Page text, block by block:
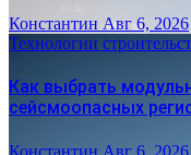
Константин Авг 6, 2026
Технологии
Как выбрать
сейсмоопасных
Константин Авг 6, 2026